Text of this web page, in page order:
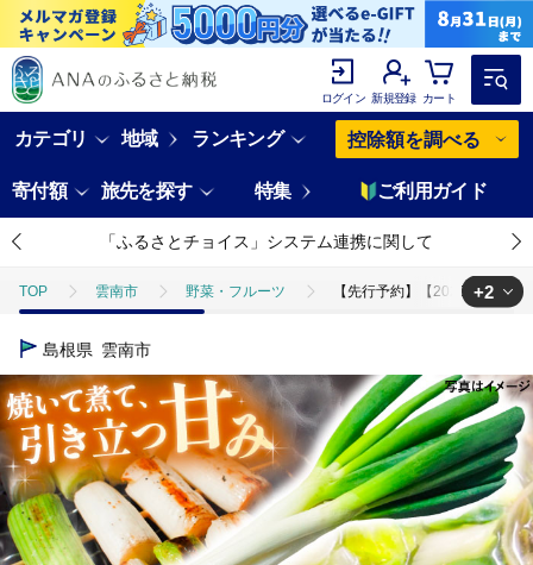
ログイン 新規登録 カート
カテゴリ 地域 ランキング 控除額を調べる
寄付額 旅先を探す 特集 ご利用ガイド
「ふるさとチョイス」システム連携に関して
TOP 雲南市 野菜・フルーツ 【先行予約】【2026年11月
TOP
TOP 野菜 ねぎ・玉ねぎ 【先行予約】【2026年11月発送
+2
島根県 雲南市